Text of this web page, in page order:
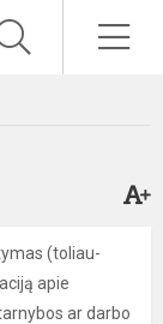
(toliau-
apie
ar darbo